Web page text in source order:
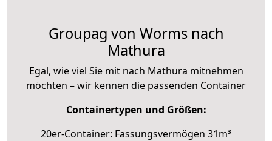
Groupag von Worms nach
Mathura
Egal, wie viel Sie mit nach Mathura mitnehmen
möchten – wir kennen die passenden Container
Containertypen und Größen:
20er-Container: Fassungsvermögen 31m³